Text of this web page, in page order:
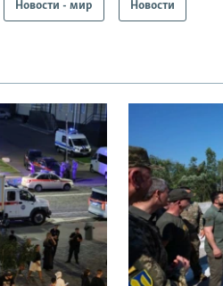
Новости - мир Новости